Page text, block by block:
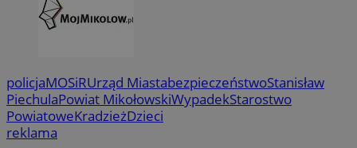
policjaMOSiRUrząd MiastabezpieczeństwoStanisław
PiechulaPowiat MikołowskiWypadekStarostwo
PowiatoweKradzieżDzieci
reklama